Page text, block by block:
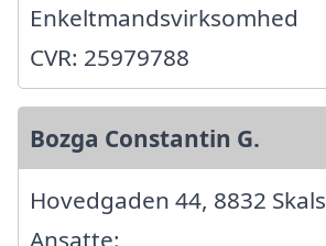
Enkeltmandsvirksomhed
CVR: 25979788
Bozga Constantin G.
Hovedgaden 44, 8832 Skals
Ansatte: